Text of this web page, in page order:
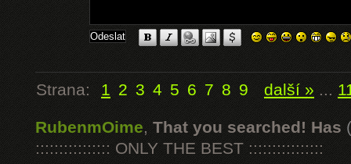
Strana: 1 2 3 4 5 6 7 8 9 další » ...
RubenmOime, That you searched! Has
:::::::::::::::: ONLY THE BEST ::::::::::::::::